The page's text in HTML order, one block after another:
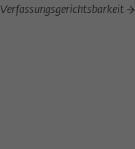
Verfassungsgerichtsbarkeit